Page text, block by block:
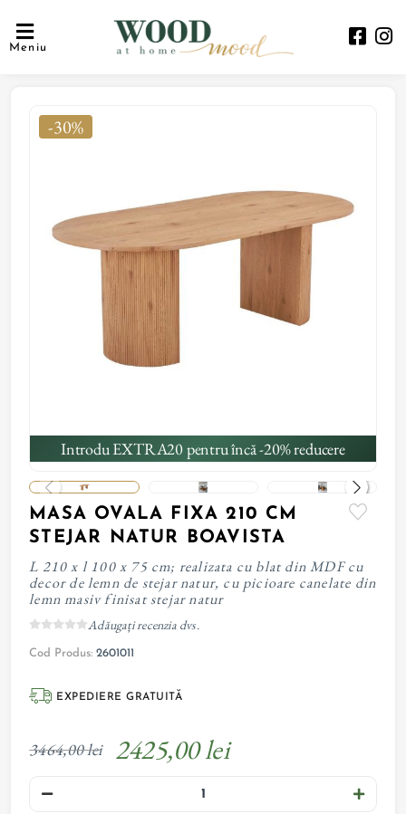
Meniu
-30%
Introdu EXTRA20 pentru încă -20% reducere
MASA OVALA FIXA 210 CM
STEJAR NATUR BOAVISTA
L 210 x l 100 x 75 cm; realizata cu blat din MDF cu
decor de lemn de stejar natur, cu picioare canelate din
lemn masiv finisat stejar natur
Adăugați recenzia dvs.
Cod Produs: 2601011
EXPEDIERE GRATUITĂ
3464,00 lei 2425,00 lei